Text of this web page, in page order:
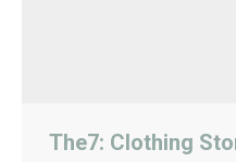
The7: Clothing